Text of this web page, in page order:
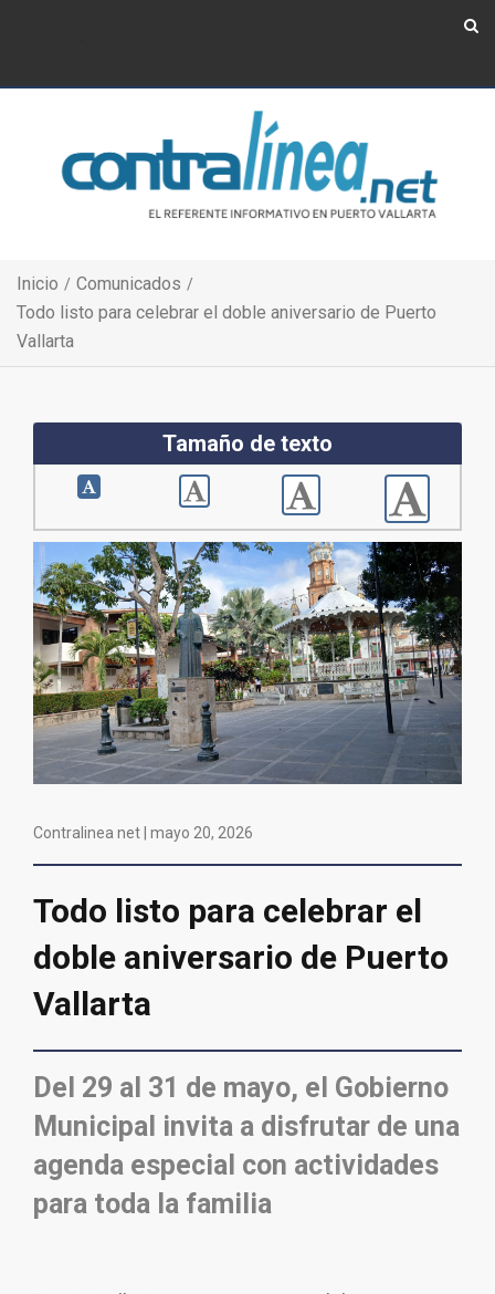
Inicio
Comunicados
Todo listo para celebrar el doble aniversario de Puerto
Vallarta
Tamaño de texto
Contralinea net | mayo 20, 2026
Todo listo para celebrar el
doble aniversario de Puerto
Vallarta
Del 29 al 31 de mayo, el Gobierno
Municipal invita a disfrutar de una
agenda especial con actividades
para toda la familia